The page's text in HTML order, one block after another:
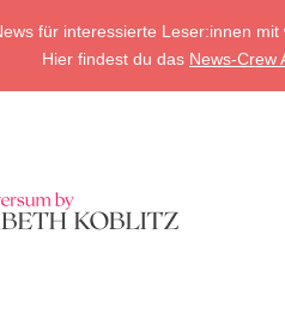
für interessierte Leser:innen mit
Hier findest du das News-Crew